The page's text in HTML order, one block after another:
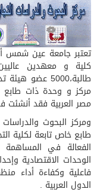
مركز و وحدة ذات
مصر العربية فقد أنشئت في شهر يوليو
طابع خاص تابعة لكلية
الفعالة في المساهمة
الوحدات الاقتصادية
فاعلية وكفاءة أداء
الدول العربية .